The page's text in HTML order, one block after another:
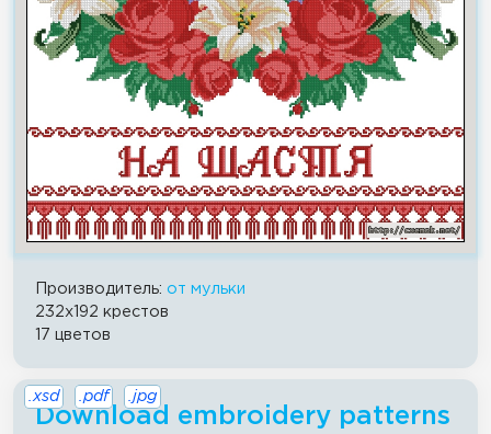
Производитель: от мульки
232x192 крестов
17 цветов
Download embroidery patterns
.xsd .pdf .jpg